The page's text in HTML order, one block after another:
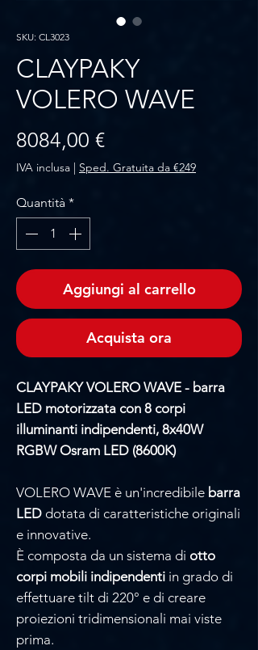
SKU: CL3023
CLAYPAKY
VOLERO WAVE
8084,00 €Prezzo
IVA inclusa | Sped. Gratuita da €249
Quantità *
Aggiungi al carrello
Acquista ora
CLAYPAKY VOLERO WAVE - barra
LED motorizzata con 8 corpi
illuminanti indipendenti, 8x40W
RGBW Osram LED (8600K)
VOLERO WAVE è un'incredibile barra
LED dotata di caratteristiche originali
e innovative.
È composta da un sistema di otto
corpi mobili indipendenti in grado di
effettuare tilt di 220° e di creare
proiezioni tridimensionali mai viste
prima.